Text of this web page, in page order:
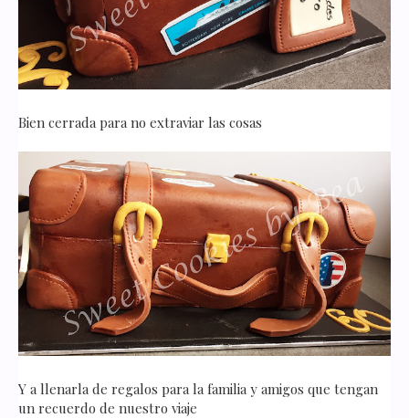
Bien cerrada para no extraviar las cosas
Y a llenarla de regalos para la familia y amigos que tengan
un recuerdo de nuestro viaje